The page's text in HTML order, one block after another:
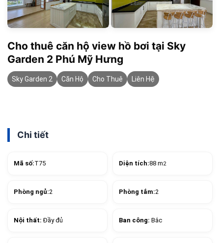
Cho thuê căn hộ view hồ bơi tại Sky
Garden 2 Phú Mỹ Hưng
Sky Garden 2 Căn Hộ Cho Thuê Liên Hệ
Chi tiết
Mã số:T75 Diện tích:88 m2
Phòng ngủ:2 Phòng tắm:2
Nội thất:Đầy đủ Ban công: Bắc